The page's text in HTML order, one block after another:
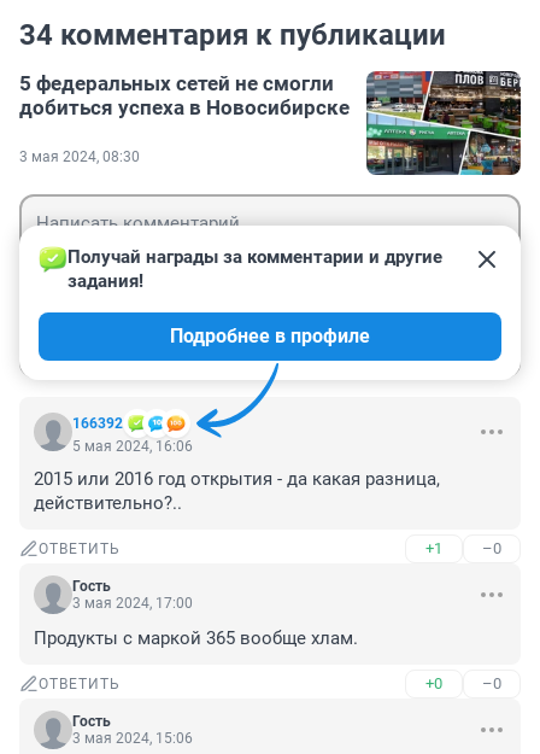
34 комментария к публикации
5 федеральных сетей не смогли
добиться успеха в Новосибирске
3 мая 2024, 08:30
166392
Получай награды за комментарии и другие
задания!
Подробнее в профиле
5 мая 2024, 16:06
2015 или 2016 год открытия - да какая разница,
действительно?..
ОТВЕТИТЬ +1 –0
Гость
3 мая 2024, 17:00
Продукты с маркой 365 вообще хлам.
ОТВЕТИТЬ +0 –0
Гость
3 мая 2024, 15:06